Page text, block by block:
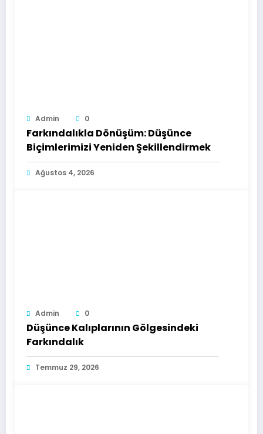
Admin 0
Farkındalıkla Dönüşüm: Düşünce
Biçimlerimizi Yeniden Şekillendirmek
Ağustos 4, 2026
Admin 0
Düşünce Kalıplarının Gölgesindeki
Farkındalık
Temmuz 29, 2026